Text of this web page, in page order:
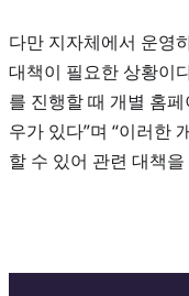
다만 지자체에서 운영
대책이 필요한 상황이
를 진행할 때 개별 홈
우가 있다”며 “이러한
할 수 있어 관련 대책